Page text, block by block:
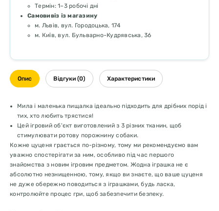
Термін: 1–3 робочі дні
Самовивіз із магазину
м. Львів, вул. Городоцька, 174
м. Київ, вул. Бульварно-Кудрявська, 36
Опис Відгуки (0) Характеристики
Мила і маленька пищалка ідеально підходить для дрібних порід і
тих, хто любить трястися!
Цей ігровий об'єкт виготовлений з 3 різних тканин, щоб
стимулювати ротову порожнину собаки.
Кожне цуценя грається по-різному, тому ми рекомендуємо вам
уважно спостерігати за ним, особливо під час першого
знайомства з новим ігровим предметом. Жодна іграшка не є
абсолютно незнищенною, тому, якщо ви знаєте, що ваше цуценя
не дуже обережно поводиться з іграшками, будь ласка,
контролюйте процес гри, щоб забезпечити безпеку.